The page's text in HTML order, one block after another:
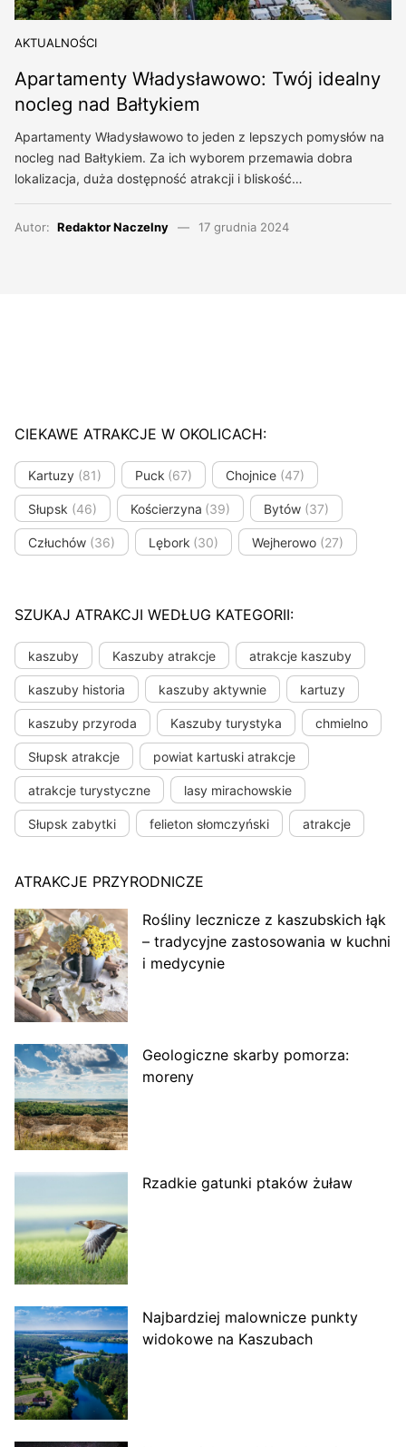
AKTUALNOŚCI
Apartamenty Władysławowo: Twój idealny
nocleg nad Bałtykiem
Apartamenty Władysławowo to jeden z lepszych pomysłów na
nocleg nad Bałtykiem. Za ich wyborem przemawia dobra
lokalizacja, duża dostępność atrakcji i bliskość…
Autor: Redaktor Naczelny 17 grudnia 2024
CIEKAWE ATRAKCJE W OKOLICACH:
Kartuzy (81) Puck (67) Chojnice (47)
Słupsk (46) Kościerzyna (39) Bytów (37)
Człuchów (36) Lębork (30) Wejherowo (27)
SZUKAJ ATRAKCJI WEDŁUG KATEGORII:
kaszuby Kaszuby atrakcje atrakcje kaszuby
kaszuby historia kaszuby aktywnie kartuzy
kaszuby przyroda Kaszuby turystyka chmielno
Słupsk atrakcje powiat kartuski atrakcje
atrakcje turystyczne lasy mirachowskie
Słupsk zabytki felieton słomczyński atrakcje
ATRAKCJE PRZYRODNICZE
Rośliny lecznicze z kaszubskich łąk
– tradycyjne zastosowania w kuchni
i medycynie
Geologiczne skarby pomorza:
moreny
Rzadkie gatunki ptaków żuław
Najbardziej malownicze punkty
widokowe na Kaszubach